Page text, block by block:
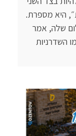
היא מספרת.
שלה, אמר
השדרניות